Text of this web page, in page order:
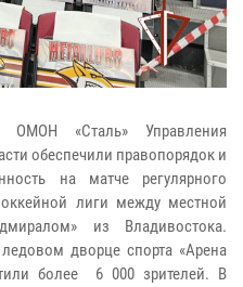
ОМОН «Сталь» Управления
обеспечили правопорядок и
на матче регулярного
лиги между местной
из Владивостока.
дворце спорта «Арена
более 6 000 зрителей. В